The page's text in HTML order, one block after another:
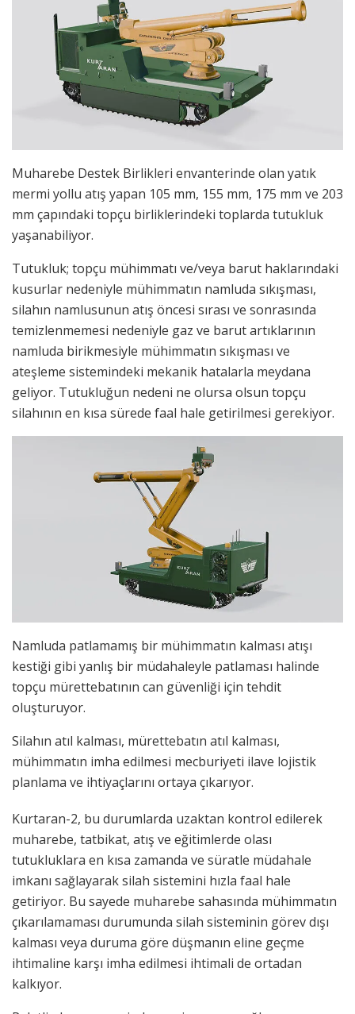
Muharebe Destek Birlikleri envanterinde olan yatık
mermi yollu atış yapan 105 mm, 155 mm, 175 mm ve 203
mm çapındaki topçu birliklerindeki toplarda tutukluk
yaşanabiliyor.
Tutukluk; topçu mühimmatı ve/veya barut haklarındaki
kusurlar nedeniyle mühimmatın namluda sıkışması,
silahın namlusunun atış öncesi sırası ve sonrasında
temizlenmemesi nedeniyle gaz ve barut artıklarının
namluda birikmesiyle mühimmatın sıkışması ve
ateşleme sistemindeki mekanik hatalarla meydana
geliyor. Tutukluğun nedeni ne olursa olsun topçu
silahının en kısa sürede faal hale getirilmesi gerekiyor.
Namluda patlamamış bir mühimmatın kalması atışı
kestiği gibi yanlış bir müdahaleyle patlaması halinde
topçu mürettebatının can güvenliği için tehdit
oluşturuyor.
Silahın atıl kalması, mürettebatın atıl kalması,
mühimmatın imha edilmesi mecburiyeti ilave lojistik
planlama ve ihtiyaçlarını ortaya çıkarıyor.
Kurtaran-2, bu durumlarda uzaktan kontrol edilerek
muharebe, tatbikat, atış ve eğitimlerde olası
tutukluklara en kısa zamanda ve süratle müdahale
imkanı sağlayarak silah sistemini hızla faal hale
getiriyor. Bu sayede muharebe sahasında mühimmatın
çıkarılamaması durumunda silah sisteminin görev dışı
kalması veya duruma göre düşmanın eline geçme
ihtimaline karşı imha edilmesi ihtimali de ortadan
kalkıyor.